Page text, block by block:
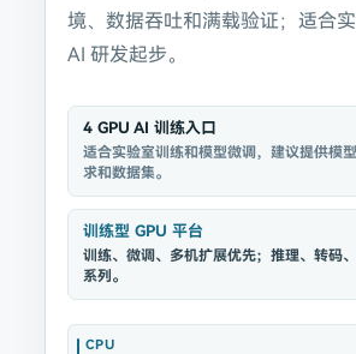
境、数据吞吐和满载验证；适合
AI 研发起步。
4 GPU AI 训练入口
适合实验室训练和模型微调，建议提供模
求和数据集。
训练型 GPU 平台
训练、微调、多机扩展优先；推理、转码
系列。
CPU